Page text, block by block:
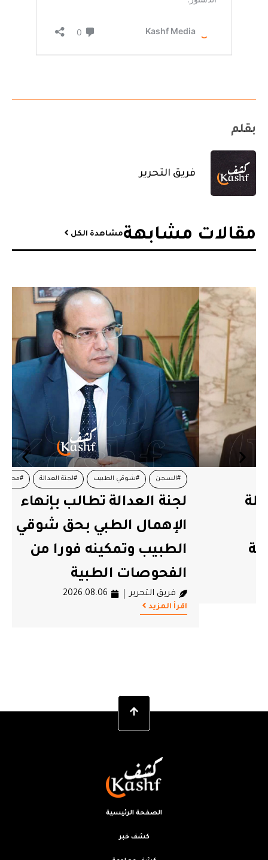
بقلم
فريق التحرير
مقالات مشابهة​مشاهدة الكل
#شوقي الطبيب #لجنة العدالة #محاكمات
لجنة العدالة تطالب بإنهاء
الإهمال الطبي بحق شوقي
الطبيب وتمكينه فورا من
الفحوصات الطبية
فريق التحرير 2026.08.06
الصفحة الرئيسية
كشف خبر